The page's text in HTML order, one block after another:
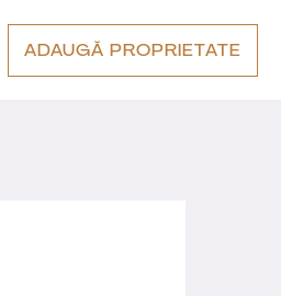
ADAUGĂ PROPRIETATE